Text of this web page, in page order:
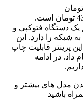
قیمت اصلی 45,500,000 تومان
یک دستگاه فتوکپی و
شبکه را دارد. این
این پرینتر قابلیت چاپ
داد. در ادامه
مدل های بیشتر و
باشید